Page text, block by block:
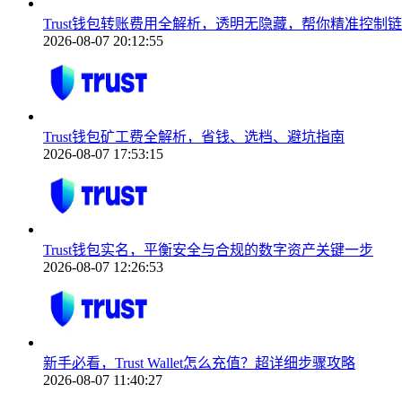
Trust钱包转账费用全解析，透明无隐藏，帮你精准控制
2026-08-07 20:12:55
Trust钱包矿工费全解析，省钱、选档、避坑指南
2026-08-07 17:53:15
Trust钱包实名，平衡安全与合规的数字资产关键一步
2026-08-07 12:26:53
新手必看，Trust Wallet怎么充值？超详细步骤攻略
2026-08-07 11:40:27